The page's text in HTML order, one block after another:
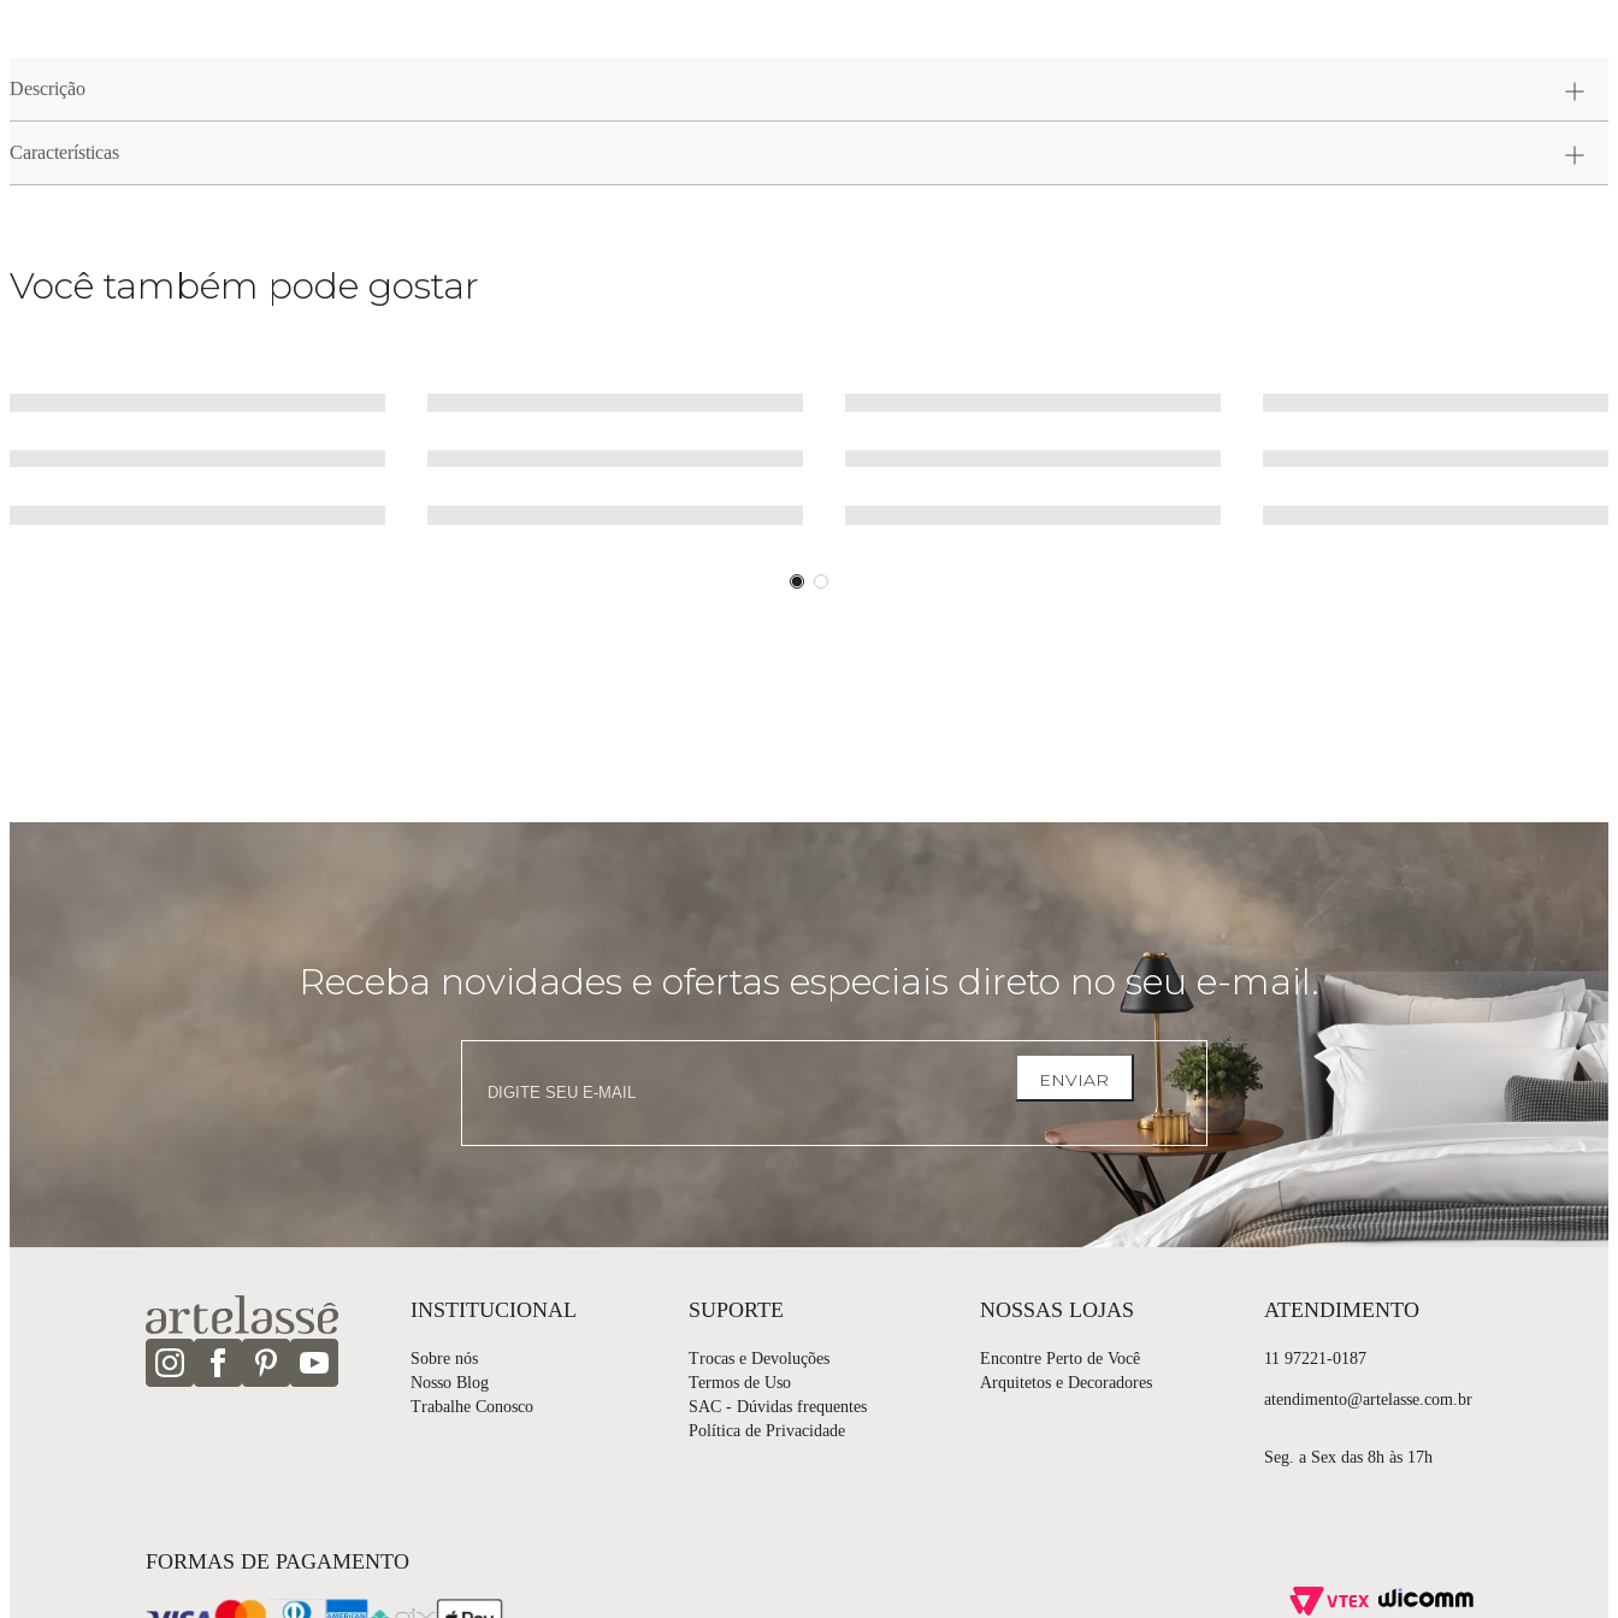
Descrição
Características
Você também pode gostar
Receba novidades e ofertas especiais direto no seu e-mail.
ENVIAR
INSTITUCIONAL
Sobre nós
Nosso Blog
Trabalhe Conosco
SUPORTE
Trocas e Devoluções
Termos de Uso
SAC - Dúvidas frequentes
Política de Privacidade
NOSSAS LOJAS
Encontre Perto de Você
Arquitetos e Decoradores
ATENDIMENTO
11 97221-0187
atendimento@artelasse.com.br
Seg. a Sex das 8h às 17h
FORMAS DE PAGAMENTO